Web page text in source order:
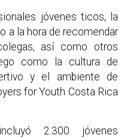
jóvenes ticos, la
a la hora de recomendar
así como otros
como la cultura de
y el ambiente de
for Youth Costa Rica
2.300 jóvenes